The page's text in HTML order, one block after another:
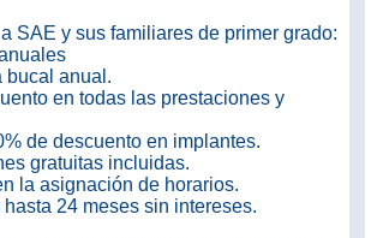
SAE y sus familiares de primer grado:
bucal anual.
en todas las prestaciones y
de descuento en implantes.
gratuitas incluidas.
la asignación de horarios.
24 meses sin intereses.